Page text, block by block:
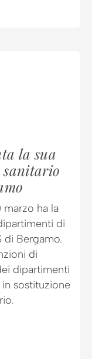
la sua
sanitario
ha la
di
di Bergamo.
di
dipartimenti
in sostituzione